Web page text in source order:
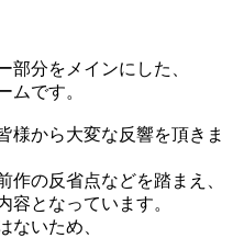
分をメインにした、
ムです。
様から大変な反響を頂きま
作の反省点などを踏まえ、
容となっています。
ないため、